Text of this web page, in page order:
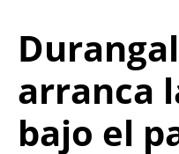
arranca
bajo el